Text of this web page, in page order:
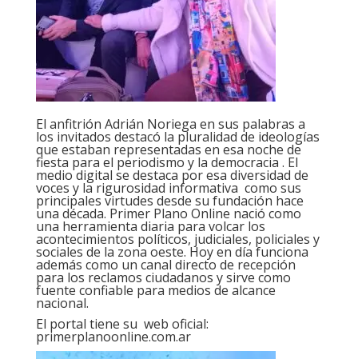
El anfitrión Adrián Noriega en sus palabras a
los invitados destacó la pluralidad de ideologías
que estaban representadas en esa noche de
fiesta para el periodismo y la democracia . El
medio digital se destaca por esa diversidad de
voces y la rigurosidad informativa como sus
principales virtudes desde su fundación hace
una década. Primer Plano Online nació como
una herramienta diaria para volcar los
acontecimientos políticos, judiciales, policiales y
sociales de la zona oeste. Hoy en día funciona
además como un canal directo de recepción
para los reclamos ciudadanos y sirve como
fuente confiable para medios de alcance
nacional.
El portal tiene su web oficial:
primerplanoonline.com.ar